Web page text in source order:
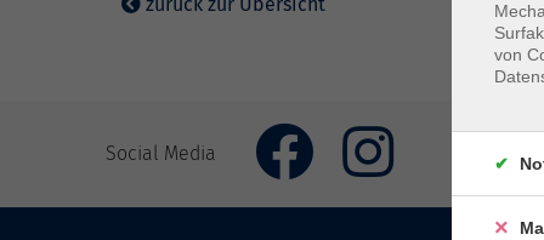
Social Media
von